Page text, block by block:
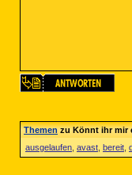
Themenzu Könnt ihr mir
ausgelaufen avast bereit